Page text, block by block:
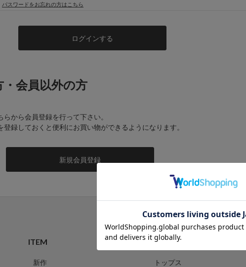
パスワードをお忘れの方はこちら
会員以外の方
から会員登録を行って下さい。
登録しておくと便利にお買い物ができるようになります。
ITEM
新作
CATEGORY
トップス